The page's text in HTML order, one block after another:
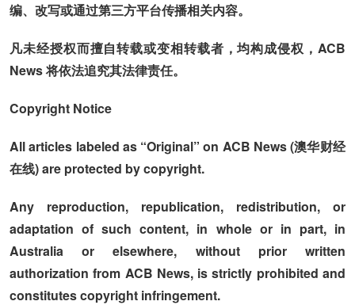
编、改写或通过第三方平台传播相关内容。
凡未经授权而擅自转载或变相转载者，均构成侵权，ACB
News 将依法追究其法律责任。
Copyright Notice
All articles labeled as “Original” on ACB News (澳华财经
在线) are protected by copyright.
Any reproduction, republication, redistribution, or
adaptation of such content, in whole or in part, in
Australia or elsewhere, without prior written
authorization from ACB News, is strictly prohibited and
constitutes copyright infringement.